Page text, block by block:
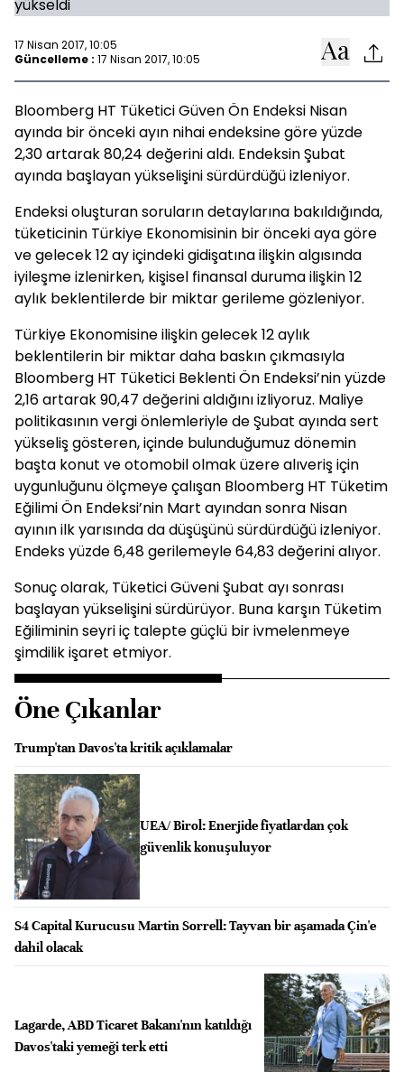
17 Nisan 2017, 10:05
Güncelleme : 17 Nisan 2017, 10:05
Bloomberg HT Tüketici Güven Ön Endeksi Nisan
ayında bir önceki ayın nihai endeksine göre yüzde
2,30 artarak 80,24 değerini aldı. Endeksin Şubat
ayında başlayan yükselişini sürdürdüğü izleniyor.
Endeksi oluşturan soruların detaylarına bakıldığında,
tüketicinin Türkiye Ekonomisinin bir önceki aya göre
ve gelecek 12 ay içindeki gidişatına ilişkin algısında
iyileşme izlenirken, kişisel finansal duruma ilişkin 12
aylık beklentilerde bir miktar gerileme gözleniyor.
Türkiye Ekonomisine ilişkin gelecek 12 aylık
beklentilerin bir miktar daha baskın çıkmasıyla
Bloomberg HT Tüketici Beklenti Ön Endeksi’nin yüzde
2,16 artarak 90,47 değerini aldığını izliyoruz. Maliye
politikasının vergi önlemleriyle de Şubat ayında sert
yükseliş gösteren, içinde bulunduğumuz dönemin
başta konut ve otomobil olmak üzere alıveriş için
uygunluğunu ölçmeye çalışan Bloomberg HT Tüketim
Eğilimi Ön Endeksi’nin Mart ayından sonra Nisan
ayının ilk yarısında da düşüşünü sürdürdüğü izleniyor.
Endeks yüzde 6,48 gerilemeyle 64,83 değerini alıyor.
Sonuç olarak, Tüketici Güveni Şubat ayı sonrası
başlayan yükselişini sürdürüyor. Buna karşın Tüketim
Eğiliminin seyri iç talepte güçlü bir ivmelenmeye
şimdilik işaret etmiyor.
Öne Çıkanlar
Trump'tan Davos'ta kritik açıklamalar
UEA/ Birol: Enerjide fiyatlardan çok
güvenlik konuşuluyor
S4 Capital Kurucusu Martin Sorrell: Tayvan bir aşamada Çin'e
dahil olacak
Lagarde, ABD Ticaret Bakanı'nın katıldığı
Davos'taki yemeği terk etti